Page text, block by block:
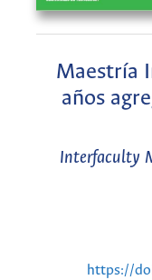
Maestría
años
Interfaculty
https://